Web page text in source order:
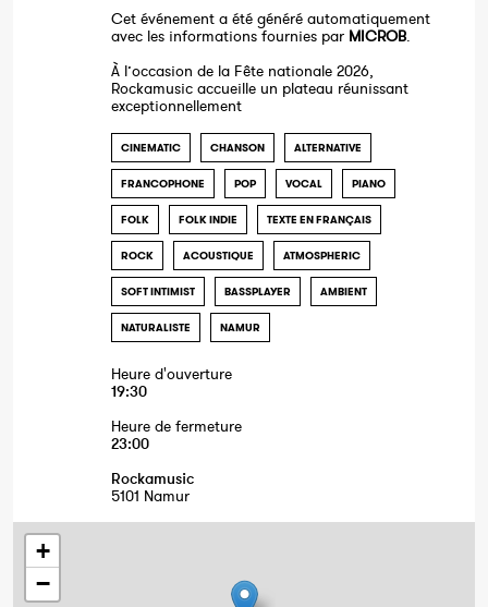
Cet événement a été généré automatiquement
avec les informations fournies par MICROB.
À l’occasion de la Fête nationale 2026,
Rockamusic accueille un plateau réunissant
exceptionnellement
CINEMATIC CHANSON ALTERNATIVE
FRANCOPHONE POP VOCAL PIANO
FOLK FOLK INDIE TEXTE EN FRANÇAIS
ROCK ACOUSTIQUE ATMOSPHERIC
SOFT INTIMIST BASSPLAYER AMBIENT
NATURALISTE NAMUR
Heure d'ouverture
19:30
Heure de fermeture
23:00
Rockamusic
5101 Namur
+
−